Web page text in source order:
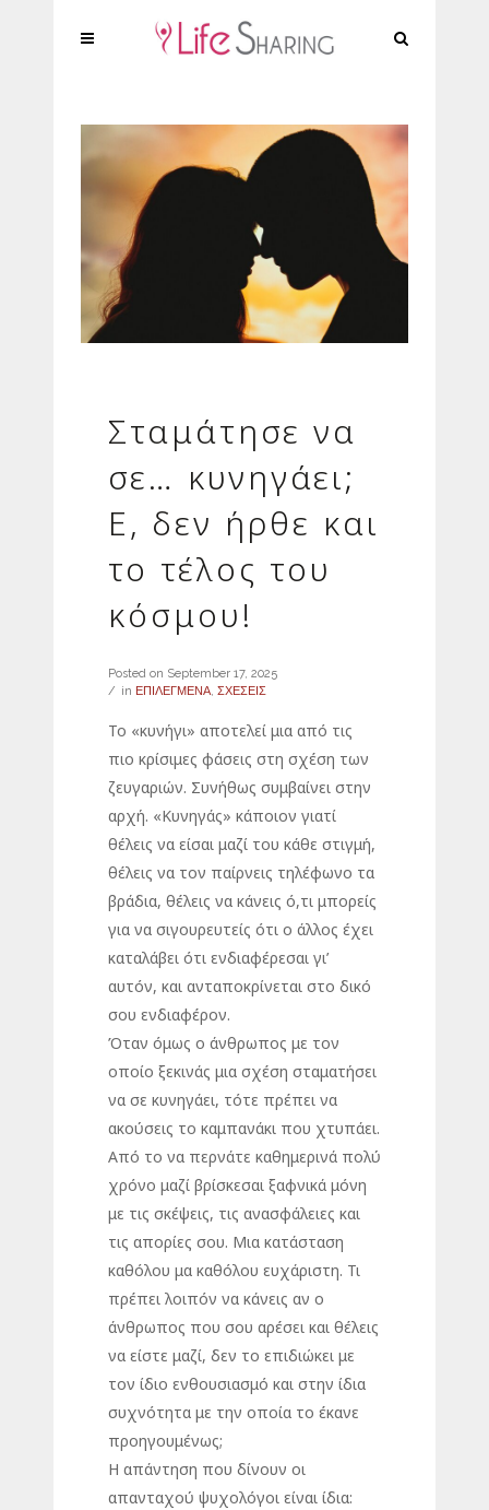
Σταμάτησε να
σε… κυνηγάει;
Ε, δεν ήρθε και
το τέλος του
κόσμου!
Posted on September 17, 2025
in ΕΠΙΛΕΓΜΕΝΑ, ΣΧΕΣΕΙΣ
Το «κυνήγι» αποτελεί μια από τις
πιο κρίσιμες φάσεις στη σχέση των
ζευγαριών. Συνήθως συμβαίνει στην
αρχή. «Κυνηγάς» κάποιον γιατί
θέλεις να είσαι μαζί του κάθε στιγμή,
θέλεις να τον παίρνεις τηλέφωνο τα
βράδια, θέλεις να κάνεις ό,τι μπορείς
για να σιγουρευτείς ότι ο άλλος έχει
καταλάβει ότι ενδιαφέρεσαι γι’
αυτόν, και ανταποκρίνεται στο δικό
σου ενδιαφέρον.
Όταν όμως ο άνθρωπος με τον
οποίο ξεκινάς μια σχέση σταματήσει
να σε κυνηγάει, τότε πρέπει να
ακούσεις το καμπανάκι που χτυπάει.
Από το να περνάτε καθημερινά πολύ
χρόνο μαζί βρίσκεσαι ξαφνικά μόνη
με τις σκέψεις, τις ανασφάλειες και
τις απορίες σου. Μια κατάσταση
καθόλου μα καθόλου ευχάριστη. Τι
πρέπει λοιπόν να κάνεις αν ο
άνθρωπος που σου αρέσει και θέλεις
να είστε μαζί, δεν το επιδιώκει με
τον ίδιο ενθουσιασμό και στην ίδια
συχνότητα με την οποία το έκανε
προηγουμένως;
Η απάντηση που δίνουν οι
απανταχού ψυχολόγοι είναι ίδια: